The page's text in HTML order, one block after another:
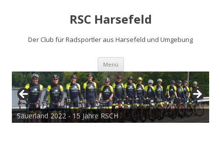
RSC Harsefeld
Der Club für Radsportler aus Harsefeld und Umgebung
Menü Zum
springen
Sauerland 2022 - 15 Jahre RSCH